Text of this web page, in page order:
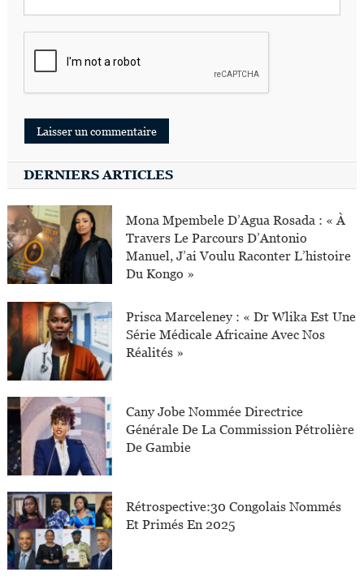
DERNIERS ARTICLES
Mona Mpembele D’Agua Rosada : « À
Travers Le Parcours D’Antonio
Manuel, J’ai Voulu Raconter L’histoire
Du Kongo »
Prisca Marceleney : « Dr Wlika Est Une
Série Médicale Africaine Avec Nos
Réalités »
Cany Jobe Nommée Directrice
Générale De La Commission Pétrolière
De Gambie
Rétrospective:30 Congolais Nommés
Et Primés En 2025